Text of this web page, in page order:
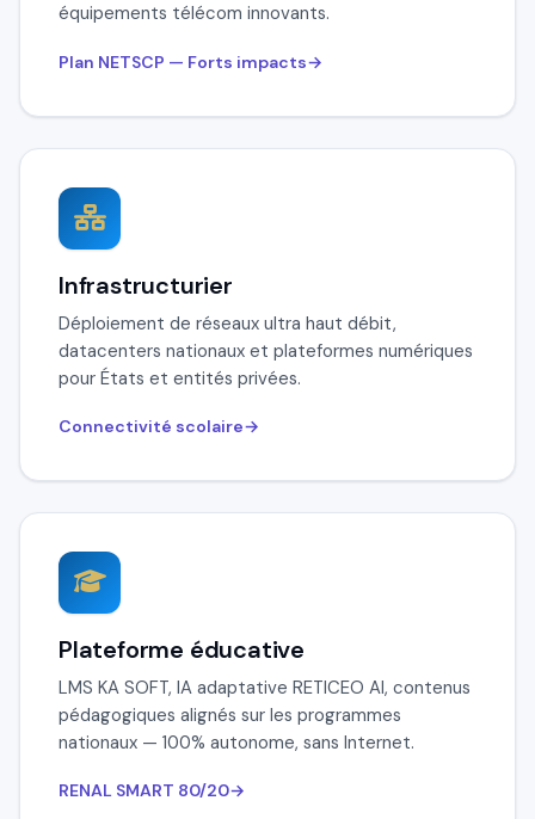
équipements télécom innovants.
Plan NETSCP — Forts impacts
Infrastructurier
Déploiement de réseaux ultra haut débit,
datacenters nationaux et plateformes numériques
pour États et entités privées.
Connectivité scolaire
Plateforme éducative
LMS KA SOFT, IA adaptative RETICEO AI, contenus
pédagogiques alignés sur les programmes
nationaux — 100% autonome, sans Internet.
RENAL SMART 80/20